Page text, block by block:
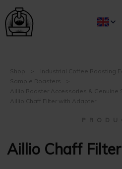
Shop
Industrial Coffee Roasting
Sample Roasters
Aillio Roaster Accessories & Genuine
Aillio Chaff Filter with Adapter
P R O D U
Aillio Chaff